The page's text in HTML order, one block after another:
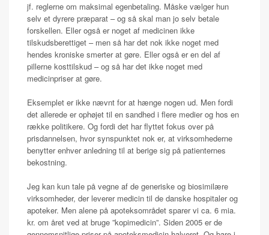
jf. reglerne om maksimal egenbetaling. Måske vælger hun
selv et dyrere præparat – og så skal man jo selv betale
forskellen. Eller også er noget af medicinen ikke
tilskudsberettiget – men så har det nok ikke noget med
hendes kroniske smerter at gøre. Eller også er en del af
pillerne kosttilskud – og så har det ikke noget med
medicinpriser at gøre.
Eksemplet er ikke nævnt for at hænge nogen ud. Men fordi
det allerede er ophøjet til en sandhed i flere medier og hos en
række politikere. Og fordi det har flyttet fokus over på
prisdannelsen, hvor synspunktet nok er, at virksomhederne
benytter enhver anledning til at berige sig på patienternes
bekostning.
Jeg kan kun tale på vegne af de generiske og biosimilære
virksomheder, der leverer medicin til de danske hospitaler og
apoteker. Men alene på apoteksområdet sparer vi ca. 6 mia.
kr. om året ved at bruge ”kopimedicin”. Siden 2005 er de